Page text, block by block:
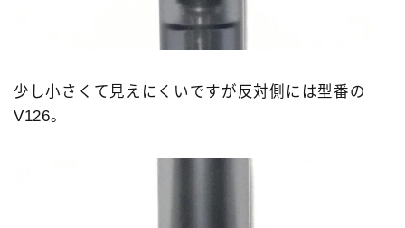
少し小さくて見えにくいですが反対側には型番の
V126。